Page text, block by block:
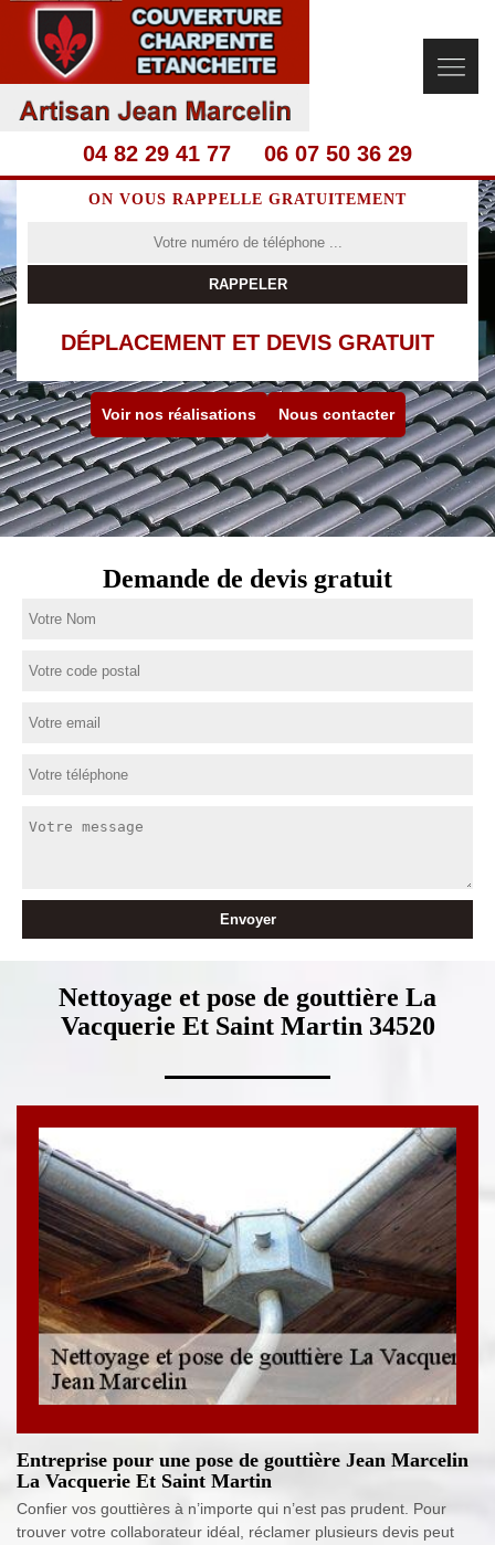
04 82 29 41 77 06 07 50 36 29
ON VOUS RAPPELLE GRATUITEMENT
DÉPLACEMENT ET DEVIS GRATUIT
Voir nos réalisations Nous contacter
Demande de devis gratuit
Nettoyage et pose de gouttière La
Vacquerie Et Saint Martin 34520
Entreprise pour une pose de gouttière Jean Marcelin
La Vacquerie Et Saint Martin
Confier vos gouttières à n’importe qui n’est pas prudent. Pour
trouver votre collaborateur idéal, réclamer plusieurs devis peut